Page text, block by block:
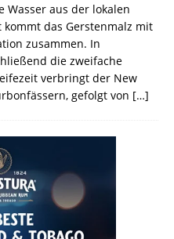
Wasser aus der lokalen
das Gerstenmalz mit
zusammen. In
die zweifache
verbringt der New
gefolgt von […]